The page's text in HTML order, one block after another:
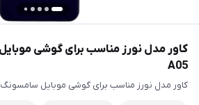
A05
کاور مدل نورز مناسب برای گوشی موبایل سامسونگ Galaxy A05